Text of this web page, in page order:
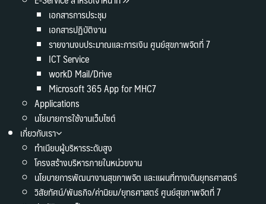
เอกสารการประชุม
เอกสารปฏิบัติงาน
รายงานงบประมาณและการเงิน ศูนย์สุขภาพจิตที่ 7
ICT Service
workD Mail/Drive
Microsoft 365 App for MHC7
Applications
นโยบายการใช้งานเว็บไซต์
เกี่ยวกับเรา
ทำเนียบผู้บริหารระดับสูง
โครงสร้างบริหารภายในหน่วยงาน
นโยบายการพัฒนางานสุขภาพจิต และแผนที่ทางเดินยุทธศาสตร์
วิสัยทัศน์/พันธกิจ/ค่านิยม/ยุทธศาสตร์ ศูนย์สุขภาพจิตที่ 7